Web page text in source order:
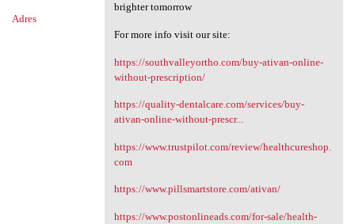
Adres
brighter tomorrow
For more info visit our site:
https://southvalleyortho.com/buy-ativan-online-
without-prescription/
https://quality-dentalcare.com/services/buy-
ativan-online-without-prescr...
https://www.trustpilot.com/review/healthcureshop.
com
https://www.pillsmartstore.com/ativan/
https://www.postonlineads.com/for-sale/health-